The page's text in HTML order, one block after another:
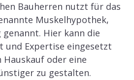
Bauherren nutzt für das
Muskelhypothek,
genannt. Hier kann die
und Expertise eingesetzt
Hauskauf oder eine
zu gestalten.